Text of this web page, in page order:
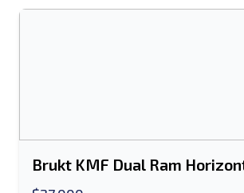
Brukt KMF Dual Ram